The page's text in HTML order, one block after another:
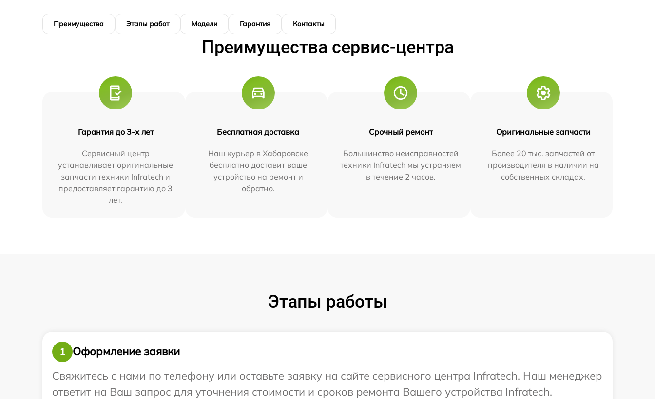
Преимущества Этапы работ Модели Гарантия Контакты
Преимущества сервис-центра
Гарантия до 3-х лет
Сервисный центр
устанавливает оригинальные
запчасти техники Infratech и
предоставляет гарантию до 3
лет.
Бесплатная доставка
Наш курьер в Хабаровске
бесплатно доставит ваше
устройство на ремонт и
обратно.
Срочный ремонт
Большинство неисправностей
техники Infratech мы устраняем
в течение 2 часов.
Оригинальные запчасти
Более 20 тыс. запчастей от
производителя в наличии на
собственных складах.
Этапы работы
1
Оформление заявки
Свяжитесь с нами по телефону или оставьте заявку на сайте сервисного центра Infratech. Наш менеджер
ответит на Ваш запрос для уточнения стоимости и сроков ремонта Вашего устройства Infratech.